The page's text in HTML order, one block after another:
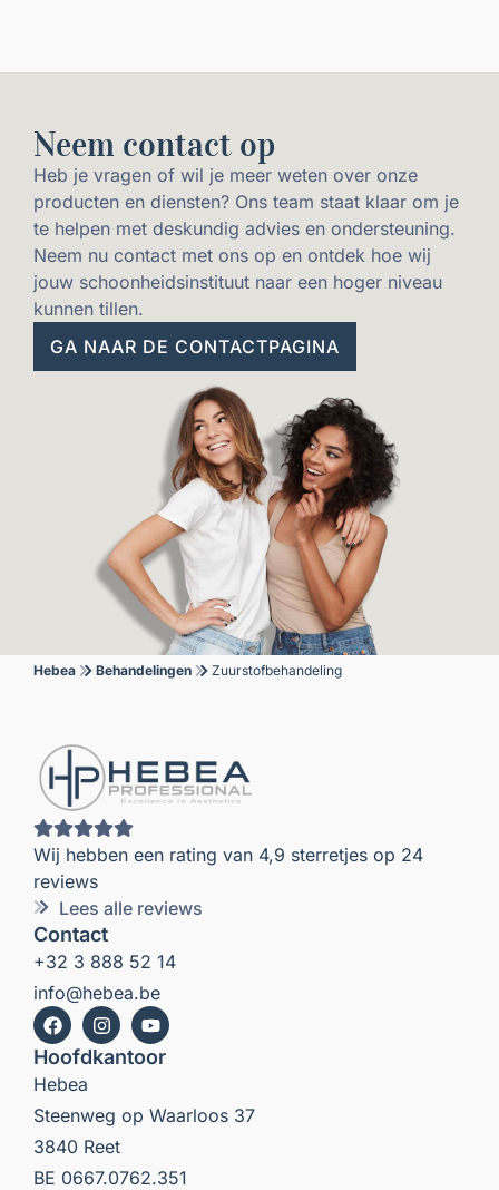
Neem contact op
Heb je vragen of wil je meer weten over onze
producten en diensten? Ons team staat klaar om je
te helpen met deskundig advies en ondersteuning.
Neem nu contact met ons op en ontdek hoe wij
jouw schoonheidsinstituut naar een hoger niveau
kunnen tillen.
GA NAAR DE CONTACTPAGINA
Hebea Behandelingen Zuurstofbehandeling
Wij hebben een rating van 4,9 sterretjes op 24
reviews
Lees alle reviews
Contact
+32 3 888 52 14
info@hebea.be
Hoofdkantoor
Hebea
Steenweg op Waarloos 37
3840 Reet
BE 0667.0762.351